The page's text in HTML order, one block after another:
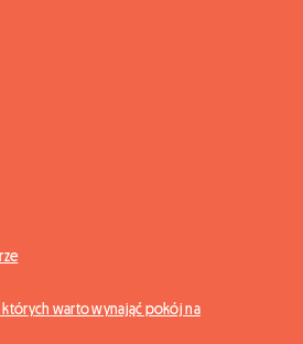
których warto wynająć pokój na